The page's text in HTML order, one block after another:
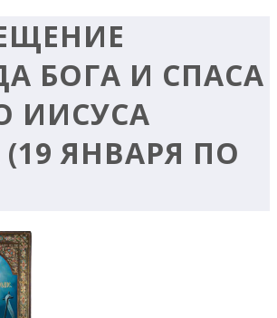
БОГА И СПАСА
ИИСУСА
ЯНВАРЯ ПО